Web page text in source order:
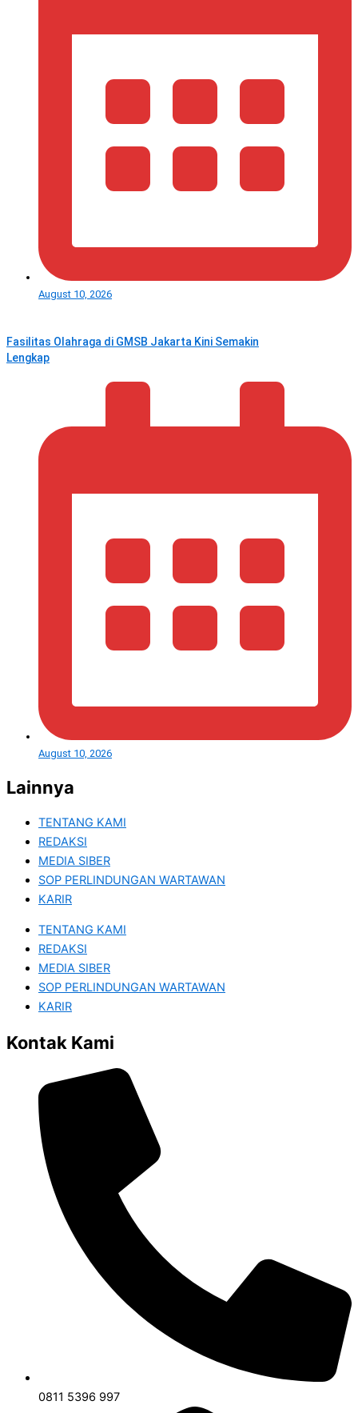
August 10, 2026
Fasilitas Olahraga di GMSB Jakarta Kini Semakin
Lengkap
August 10, 2026
Lainnya
TENTANG KAMI
REDAKSI
MEDIA SIBER
SOP PERLINDUNGAN WARTAWAN
KARIR
TENTANG KAMI
REDAKSI
MEDIA SIBER
SOP PERLINDUNGAN WARTAWAN
KARIR
Kontak Kami
0811 5396 997